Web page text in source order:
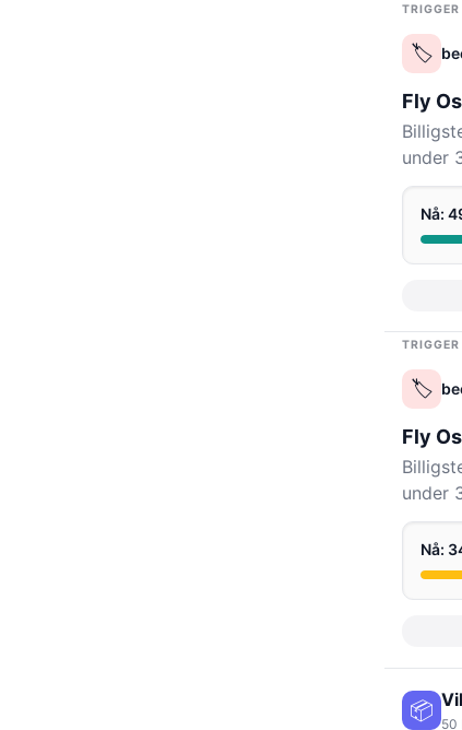
TRIGGER
🏷️
Fly
under
Nå:
TRIGGER
🏷️
Fly
under
Nå:
📦
50